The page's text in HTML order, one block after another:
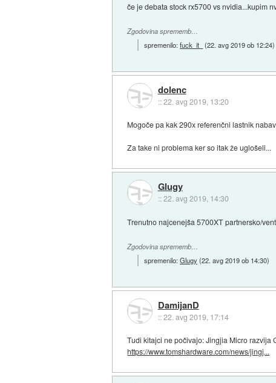
če je debata stock rx5700 vs nvidia...kupim
Zgodovina sprememb…
spremenilo:fuck_it_ (22. avg 2019 ob 12:24)
dolenc
::22. avg 2019, 13:20
Mogoče pa kak 290x referenčni lastnik
Za take ni problema ker so itak že uglošeli...
Glugy
::22. avg 2019, 14:30
Trenutno najcenejša 5700XT partnersko/
Zgodovina sprememb…
spremenilo:Glugy (22. avg 2019 ob 14:30)
DamijanD
::22. avg 2019, 17:14
Tudi kitajci ne počivajo: Jingjia Micro razvija
https://www.tomshardware.com/news/jingj...